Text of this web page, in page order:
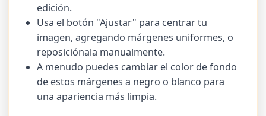
edición.
Usa el botón "Ajustar" para centrar tu
imagen, agregando márgenes uniformes, o
reposiciónala manualmente.
A menudo puedes cambiar el color de fondo
de estos márgenes a negro o blanco para
una apariencia más limpia.